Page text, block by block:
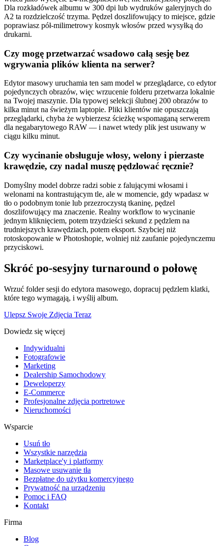
Dla rozkładówek albumu w 300 dpi lub wydruków galeryjnych do
A2 ta rozdzielczość trzyma. Pędzel doszlifowujący to miejsce, gdzie
poprawiasz pół-milimetrowy kosmyk włosów przed wysyłką do
drukarni.
Czy mogę przetwarzać wsadowo całą sesję bez
wgrywania plików klienta na serwer?
Edytor masowy uruchamia ten sam model w przeglądarce, co edytor
pojedynczych obrazów, więc wrzucenie folderu przetwarza lokalnie
na Twojej maszynie. Dla typowej selekcji ślubnej 200 obrazów to
kilka minut na świeżym laptopie. Pliki klientów nie opuszczają
przeglądarki, chyba że wybierzesz ścieżkę wspomaganą serwerem
dla negabarytowego RAW — i nawet wtedy plik jest usuwany w
ciągu kilku minut.
Czy wycinanie obsługuje włosy, welony i pierzaste
krawędzie, czy nadal muszę pędzlować ręcznie?
Domyślny model dobrze radzi sobie z falującymi włosami i
welonami na kontrastującym tle, ale w momencie, gdy wpadasz w
tło o podobnym tonie lub przezroczystą tkaninę, pędzel
doszlifowujący ma znaczenie. Realny workflow to wycinanie
jednym kliknięciem, potem trzydzieści sekund z pędzlem na
trudniejszych krawędziach, potem eksport. Szybciej niż
rotoskopowanie w Photoshopie, wolniej niż zaufanie pojedynczemu
przyciskowi.
Skróć po-sesyjny turnaround o połowę
Wrzuć folder sesji do edytora masowego, dopracuj pędzlem klatki,
które tego wymagają, i wyślij album.
Ulepsz Swoje Zdjęcia Teraz
Dowiedz się więcej
Indywidualni
Fotografowie
Marketing
Dealership Samochodowy
Deweloperzy
E-Commerce
Profesjonalne zdjęcia portretowe
Nieruchomości
Wsparcie
Usuń tło
Wszystkie narzędzia
Marketplace'y i platformy
Masowe usuwanie tła
Bezpłatne do użytku komercyjnego
Prywatność na urządzeniu
Pomoc i FAQ
Kontakt
Firma
Blog